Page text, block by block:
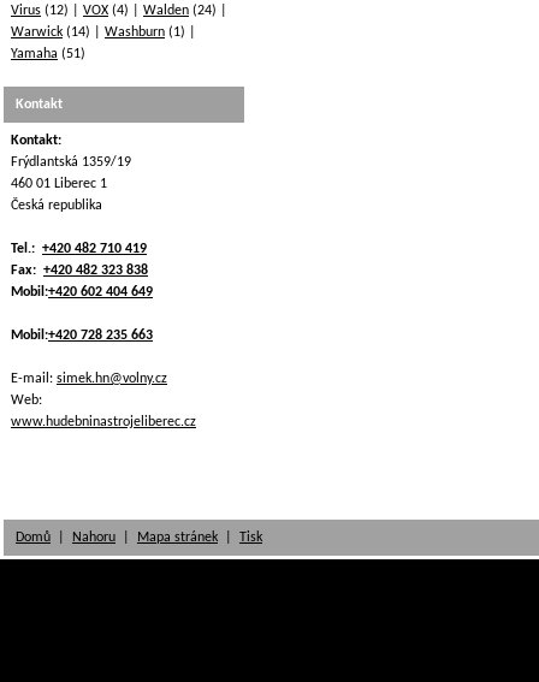
Virus (12) VOX (4) Walden (24)
Warwick (14) Washburn (1)
Yamaha (51)
Kontakt
Kontakt:
Frýdlantská 1359/19
460 01 Liberec 1
Česká republika
Tel.: +420 482 710 419
Fax: +420 482 323 838
Mobil:+420 602 404 649
Mobil:+420 728 235 663
E-mail: simek.hn@volny.cz
Web:
www.hudebninastrojeliberec.cz
Domů Nahoru Mapa stránek Tisk